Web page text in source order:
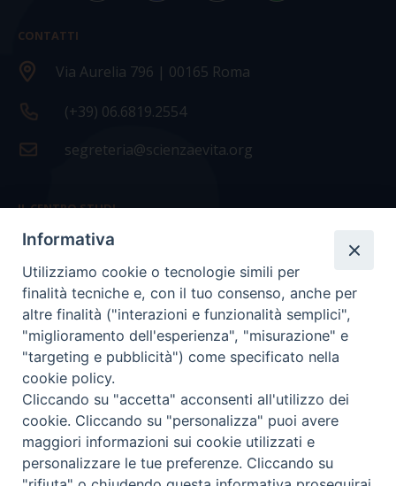
CONTATTI
Via Aurelia 796 | 00165 Roma
(+39) 06.6819.2554
segreteria@scienzaevita.org
IL CENTRO STUDI
La nostra storia
Statuto
Presidenza e ufficio presidenza
Consiglio scientifico
Coordinamento nazionale
Informativa
Utilizziamo cookie o tecnologie simili per
finalità tecniche e, con il tuo consenso, anche per
altre finalità ("interazioni e funzionalità semplici",
"miglioramento dell'esperienza", "misurazione" e
"targeting e pubblicità") come specificato nella
cookie policy.
Cliccando su "accetta" acconsenti all'utilizzo dei
cookie. Cliccando su "personalizza" puoi avere
maggiori informazioni sui cookie utilizzati e
personalizzare le tue preferenze. Cliccando su